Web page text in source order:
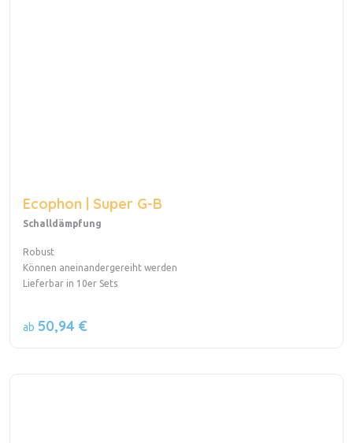
Ecophon | Super G-B
Schalldämpfung
Robust
Können aneinandergereiht werden
Lieferbar in 10er Sets
ab 50,94 €